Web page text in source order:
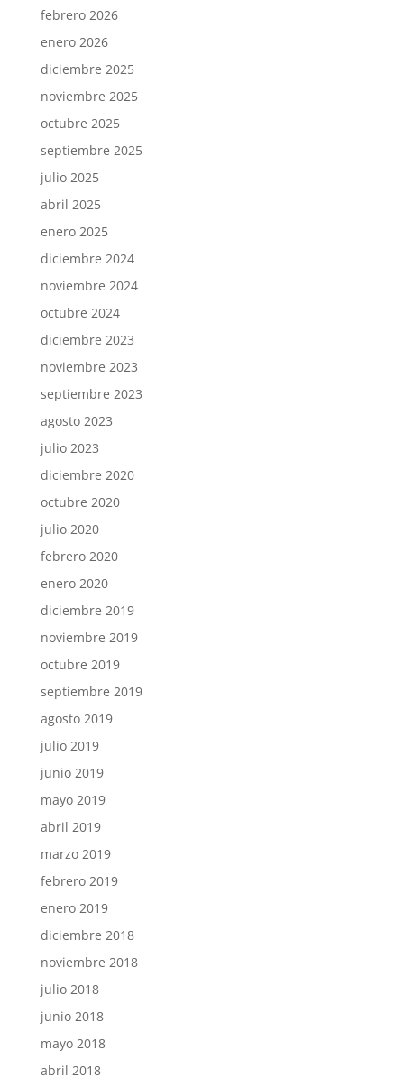
febrero 2026
enero 2026
diciembre 2025
noviembre 2025
octubre 2025
septiembre 2025
julio 2025
abril 2025
enero 2025
diciembre 2024
noviembre 2024
octubre 2024
diciembre 2023
noviembre 2023
septiembre 2023
agosto 2023
julio 2023
diciembre 2020
octubre 2020
julio 2020
febrero 2020
enero 2020
diciembre 2019
noviembre 2019
octubre 2019
septiembre 2019
agosto 2019
julio 2019
junio 2019
mayo 2019
abril 2019
marzo 2019
febrero 2019
enero 2019
diciembre 2018
noviembre 2018
julio 2018
junio 2018
mayo 2018
abril 2018